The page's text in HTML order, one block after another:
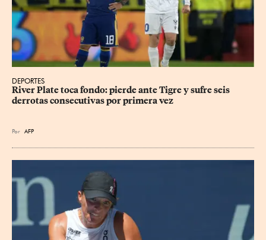
DEPORTES
River Plate toca fondo: pierde ante Tigre y sufre seis
derrotas consecutivas por primera vez
Por AFP